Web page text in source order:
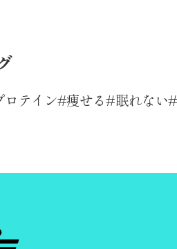
ロテイン 痩せる 眠れない